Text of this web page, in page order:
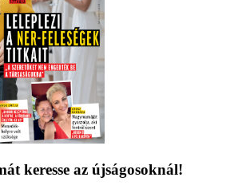
keresse az újságosoknál!